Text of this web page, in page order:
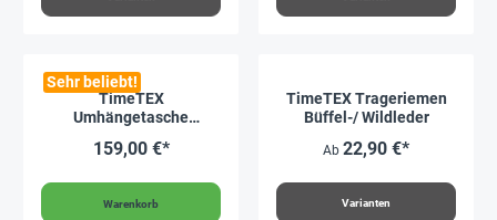
Sehr beliebt!
TimeTEX
Umhängetasche
159,00 €*
Warenkorb
TimeTEX Trageriemen
Büffel-/ Wildleder
Ab 22,90 €*
Varianten